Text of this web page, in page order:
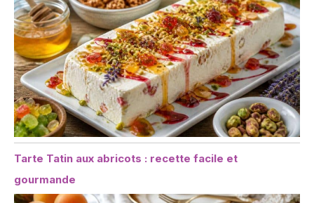
Tarte Tatin aux abricots : recette facile et
gourmande